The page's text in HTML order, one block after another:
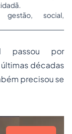
gestão, social,
passou por
décadas
precisou se